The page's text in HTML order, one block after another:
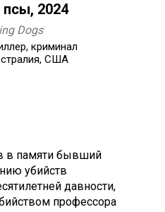
2024
Dogs
криминал
США
в памяти бывший
убийств
давности,
профессора